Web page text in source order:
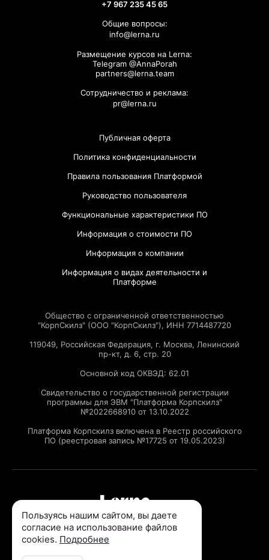
+7 967 235 45 65
Общие вопросы:
info@lerna.ru
Размещение курсов на Lerna:
Telegram @AnnaPorah
partners@lerna.team
Сотрудничество и реклама:
pr@lerna.ru
Публичная оферта
Политика конфиденциальности
Правила пользования Платформой
Руководство пользователя
Функциональные характеристики ПО
Информация о стоимости ПО
Информация о компании
Информация о видах деятельности и
Платформе
Общество с ограниченной ответственностью
"КорпСкилз" (ООО "КорпСкилз"), ИНН 7714487720
119049, Российская Федерация, г. Москва, Ленинский
пр-кт, д. 6, стр. 20
Основной код ОКВЭД: 62.01
Свидетельство о государственной регистрации
программы для ЭВМ "Платформа Корпскилз"
№2022668910 от 13.10.2022
Платформа Корпскилз включена в Реестр российского
ПО (реестровая запись №17725 от 19.05.2023)
© ООО «КорпСкилз», 2026
Пользуясь нашим сайтом, вы даете
согласие на использование файлов
cookies. Подробнее